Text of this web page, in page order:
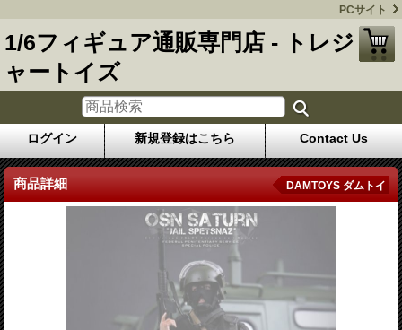
PCサイト
1/6フィギュア通販専門店 - トレジ
ャートイズ
ログイン 新規登録はこちら Contact Us
商品詳細 DAMTOYS ダムトイ